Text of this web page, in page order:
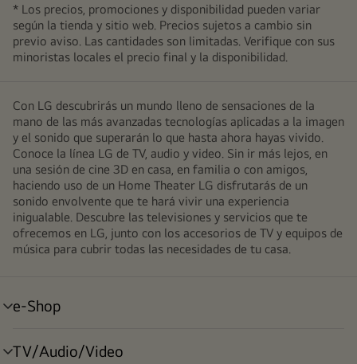
* Los precios, promociones y disponibilidad pueden variar
según la tienda y sitio web. Precios sujetos a cambio sin
previo aviso. Las cantidades son limitadas. Verifique con sus
minoristas locales el precio final y la disponibilidad.
Con LG descubrirás un mundo lleno de sensaciones de la
mano de las más avanzadas tecnologías aplicadas a la imagen
y el sonido que superarán lo que hasta ahora hayas vivido.
Conoce la línea LG de TV, audio y video. Sin ir más lejos, en
una sesión de cine 3D en casa, en familia o con amigos,
haciendo uso de un Home Theater LG disfrutarás de un
sonido envolvente que te hará vivir una experiencia
inigualable. Descubre las televisiones y servicios que te
ofrecemos en LG, junto con los accesorios de TV y equipos de
música para cubrir todas las necesidades de tu casa.
e-Shop
alternar
TV/Audio/Video
alternar